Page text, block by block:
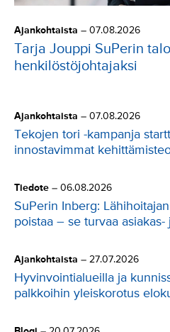
Ajankohtaista – 07.08.2026
Tarja Jouppi SuPerin
henkilöstöjohtajaksi
Ajankohtaista – 07.08.2026
Tekojen tori -kampanja
innostavimmat
Tiedote – 06.08.2026
SuPerin Inberg:
poistaa – se turvaa
Ajankohtaista – 27.07.2026
Hyvinvointialueilla ja
palkkoihin yleiskorotus